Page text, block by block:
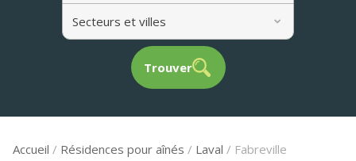
Secteurs et villes
Trouver
Accueil / Résidences pour aînés / Laval / Fabreville